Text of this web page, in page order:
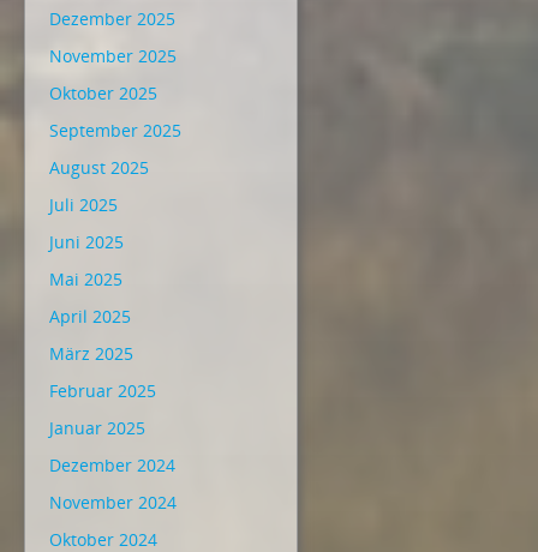
Dezember 2025
November 2025
Oktober 2025
September 2025
August 2025
Juli 2025
Juni 2025
Mai 2025
April 2025
März 2025
Februar 2025
Januar 2025
Dezember 2024
November 2024
Oktober 2024